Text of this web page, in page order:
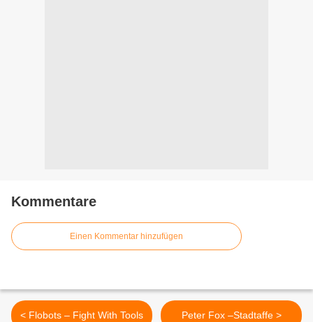
Kommentare
Einen Kommentar hinzufügen
< Flobots – Fight With Tools Peter Fox –Stadtaffe >